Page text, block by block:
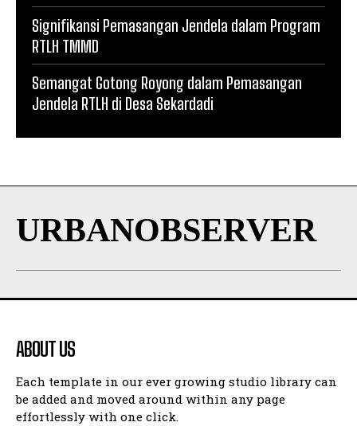
Signifikansi Pemasangan Jendela dalam Program
RTLH TMMD
Semangat Gotong Royong dalam Pemasangan
Jendela RTLH di Desa Sekardadi
URBANOBSERVER
ABOUT US
Each template in our ever growing studio library can
be added and moved around within any page
effortlessly with one click.